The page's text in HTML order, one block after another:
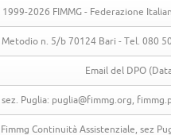
2026 FIMMG - Federazione
Metodio n. 5/b 70124 Bari - Tel. 080
Email del DPO
sez. Puglia: puglia@fimmg.org,
Fimmg Continuità Assistenziale, sez